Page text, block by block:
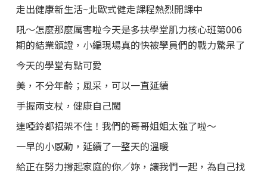
走出健康新生活~北歐式健走課程熱烈開課中
吼～怎麼那麼厲害啦今天是多扶學堂肌力核心班第006
期的結業頒證，小編現場真的快被學員們的戰力驚呆了
今天的學堂有點可愛
美，不分年齡；風采，可以一直延續
手握兩支杖，健康自己闖
連啞鈴都招架不住！我們的哥哥姐姐太強了啦～
一早的小感動，延續了一整天的溫暖
給正在努力撐起家庭的你／妳，讓我們一起，為自己找